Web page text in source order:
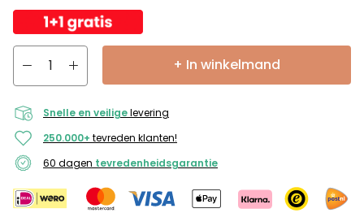
+ In winkelmand
Snelle en veiligelevering
250.000+ tevreden klanten!
60 dagen tevredenheidsgarantie